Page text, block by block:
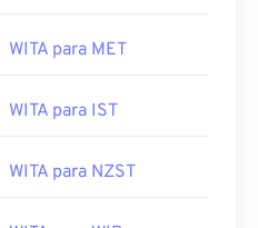
WITA para MET
WITA para IST
WITA para NZST